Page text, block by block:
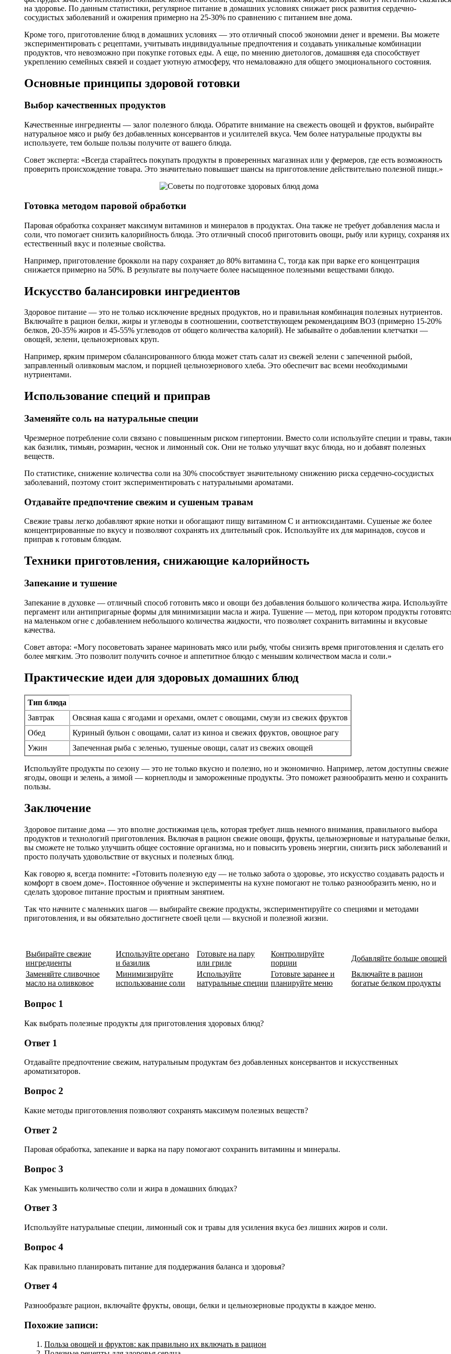
на здоровье. По данным статистики, регулярное питание в домашних условиях снижает риск развития сердечно-
сосудистых заболеваний и ожирения примерно на 25-30% по сравнению с питанием вне дома.
Кроме того, приготовление блюд в домашних условиях — это отличный способ экономии денег и времени. Вы можете
экспериментировать с рецептами, учитывать индивидуальные предпочтения и создавать уникальные комбинации
продуктов, что невозможно при покупке готовых еды. А еще, по мнению диетологов, домашняя еда способствует
укреплению семейных связей и создает уютную атмосферу, что немаловажно для общего эмоционального состояния.
Основные принципы здоровой готовки
Выбор качественных продуктов
Качественные ингредиенты — залог полезного блюда. Обратите внимание на свежесть овощей и фруктов, выбирайте
натуральное мясо и рыбу без добавленных консервантов и усилителей вкуса. Чем более натуральные продукты вы
используете, тем больше пользы получите от вашего блюда.
Совет эксперта: «Всегда старайтесь покупать продукты в проверенных магазинах или у фермеров, где есть возможность
проверить происхождение товара. Это значительно повышает шансы на приготовление действительно полезной пищи.»
Готовка методом паровой обработки
Паровая обработка сохраняет максимум витаминов и минералов в продуктах. Она также не требует добавления масла и
соли, что помогает снизить калорийность блюда. Это отличный способ приготовить овощи, рыбу или курицу, сохраняя их
естественный вкус и полезные свойства.
Например, приготовление брокколи на пару сохраняет до 80% витамина C, тогда как при варке его концентрация
снижается примерно на 50%. В результате вы получаете более насыщенное полезными веществами блюдо.
Искусство балансировки ингредиентов
Здоровое питание — это не только исключение вредных продуктов, но и правильная комбинация полезных нутриентов.
Включайте в рацион белки, жиры и углеводы в соотношении, соответствующем рекомендациям ВОЗ (примерно 15-20%
белков, 20-35% жиров и 45-55% углеводов от общего количества калорий). Не забывайте о добавлении клетчатки —
овощей, зелени, цельнозерновых круп.
Например, ярким примером сбалансированного блюда может стать салат из свежей зелени с запеченной рыбой,
заправленный оливковым маслом, и порцией цельнозернового хлеба. Это обеспечит вас всеми необходимыми
нутриентами.
Использование специй и приправ
Заменяйте соль на натуральные специи
Чрезмерное потребление соли связано с повышенным риском гипертонии. Вместо соли используйте специи и травы,
как базилик, тимьян, розмарин, чеснок и лимонный сок. Они не только улучшат вкус блюда, но и добавят полезных
веществ.
По статистике, снижение количества соли на 30% способствует значительному снижению риска сердечно-сосудистых
заболеваний, поэтому стоит экспериментировать с натуральными ароматами.
Отдавайте предпочтение свежим и сушеным травам
Свежие травы легко добавляют яркие нотки и обогащают пищу витамином C и антиоксидантами. Сушеные же более
концентрированные по вкусу и позволяют сохранять их длительный срок. Используйте их для маринадов, соусов и
приправ к готовым блюдам.
Техники приготовления, снижающие калорийность
Запекание и тушение
Запекание в духовке — отличный способ готовить мясо и овощи без добавления большого количества жира. Используйте
пергамент или антипригарные формы для минимизации масла и жира. Тушение — метод, при котором продукты
на маленьком огне с добавлением небольшого количества жидкости, что позволяет сохранить витамины и вкусовые
качества.
Совет автора: «Могу посоветовать заранее мариновать мясо или рыбу, чтобы снизить время приготовления и сделать его
более мягким. Это позволит получить сочное и аппетитное блюдо с меньшим количеством масла и соли.»
Практические идеи для здоровых домашних блюд
Тип блюда
Завтрак
Овсяная каша с ягодами и орехами, омлет с овощами, смузи из свежих фруктов
Обед
Куриный бульон с овощами, салат из киноа и свежих фруктов, овощное рагу
Ужин
Запеченная рыба с зеленью, тушеные овощи, салат из свежих овощей
Используйте продукты по сезону — это не только вкусно и полезно, но и экономично. Например, летом доступны свежие
ягоды, овощи и зелень, а зимой — корнеплоды и замороженные продукты. Это поможет разнообразить меню и сохранить
пользы.
Заключение
Здоровое питание дома — это вполне достижимая цель, которая требует лишь немного внимания, правильного выбора
продуктов и технологий приготовления. Включая в рацион свежие овощи, фрукты, цельнозерновые и натуральные белки,
вы сможете не только улучшить общее состояние организма, но и повысить уровень энергии, снизить риск заболеваний и
просто получать удовольствие от вкусных и полезных блюд.
Как говорю я, всегда помните: «Готовить полезную еду — не только забота о здоровье, это искусство создавать радость и
комфорт в своем доме». Постоянное обучение и эксперименты на кухне помогают не только разнообразить меню, но и
сделать здоровое питание простым и приятным занятием.
Так что начните с маленьких шагов — выбирайте свежие продукты, экспериментируйте со специями и методами
приготовления, и вы обязательно достигнете своей цели — вкусной и полезной жизни.
Выбирайте свежие
ингредиенты
Используйте орегано
и базилик
Готовьте на пару
или гриле
Контролируйте
порции
Добавляйте больше овощей
Заменяйте сливочное
масло на оливковое
Минимизируйте
использование соли
Используйте
натуральные специи
Готовьте заранее и
планируйте меню
Включайте в рацион
богатые белком продукты
Вопрос 1
Как выбрать полезные продукты для приготовления здоровых блюд?
Ответ 1
Отдавайте предпочтение свежим, натуральным продуктам без добавленных консервантов и искусственных
ароматизаторов.
Вопрос 2
Какие методы приготовления позволяют сохранять максимум полезных веществ?
Ответ 2
Паровая обработка, запекание и варка на пару помогают сохранить витамины и минералы.
Вопрос 3
Как уменьшить количество соли и жира в домашних блюдах?
Ответ 3
Используйте натуральные специи, лимонный сок и травы для усиления вкуса без лишних жиров и соли.
Вопрос 4
Как правильно планировать питание для поддержания баланса и здоровья?
Ответ 4
Разнообразьте рацион, включайте фрукты, овощи, белки и цельнозерновые продукты в каждое меню.
Похожие записи:
Польза овощей и фруктов: как правильно их включать в рацион